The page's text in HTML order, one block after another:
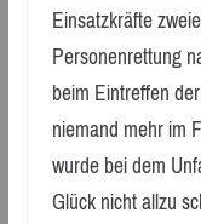
Einsatzkräfte
Personenrettung
beim Eintreffen
niemand mehr im
wurde bei dem
Glück nicht allzu